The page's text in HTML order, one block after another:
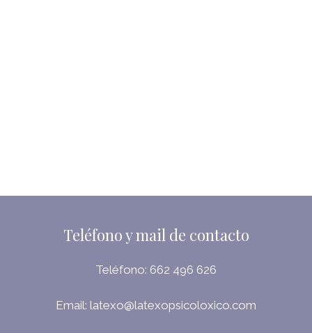
Teléfono y mail de contacto
Teléfono: 662 496 626
Email: latexo@latexopsicoloxico.com